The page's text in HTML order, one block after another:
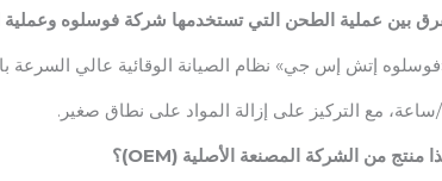
إتش إس جي» نظام الصيانة الوقائية عالي السرعة